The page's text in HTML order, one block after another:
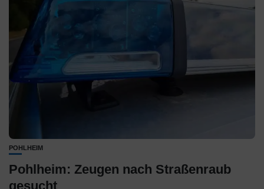
POHLHEIM
Pohlheim: Zeugen nach Straßenraub
gesucht